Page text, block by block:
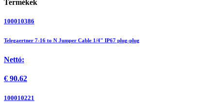
Termékek
100010386
Telegaertner 7-16 to N Jumper Cable 1/4" IP67 plug-plug
Nettó:
€ 90.62
100010221